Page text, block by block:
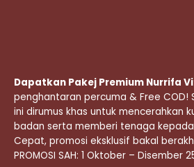
Dapatkan Pakej Premium Nurrifa
penghantaran percuma & Free COD!
ini dirumus khas untuk mencerahkan
badan serta memberi tenaga kepada
Cepat, promosi eksklusif bakal
PROMOSI SAH: 1 Oktober – Disember